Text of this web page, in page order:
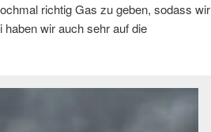
richtig Gas zu geben, sodass wir
wir auch sehr auf die